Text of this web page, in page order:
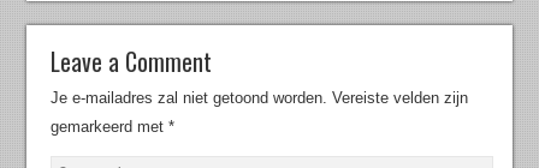
Leave a Comment
Je e-mailadres zal niet getoond worden. Vereiste velden zijn
gemarkeerd met*